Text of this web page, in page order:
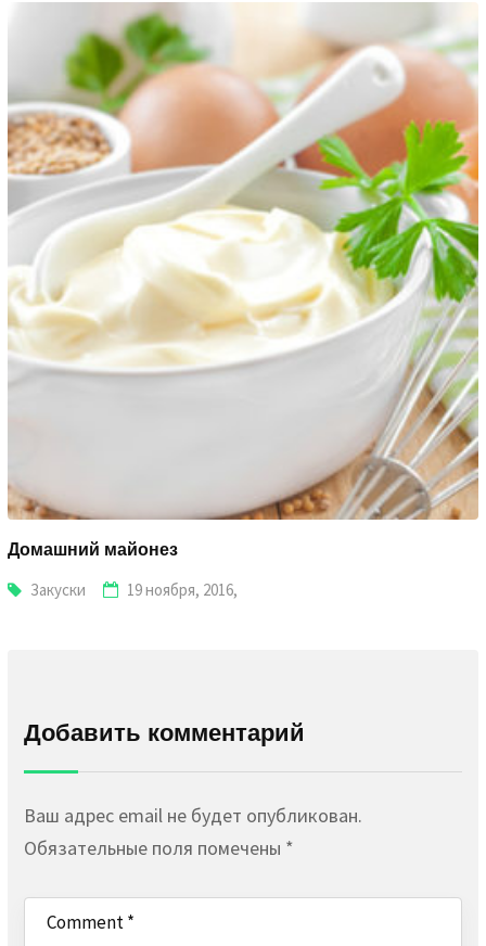
Домашний майонез
Закуски 19 ноября, 2016,
Добавить комментарий
Ваш адрес email не будет опубликован.
Обязательные поля помечены *